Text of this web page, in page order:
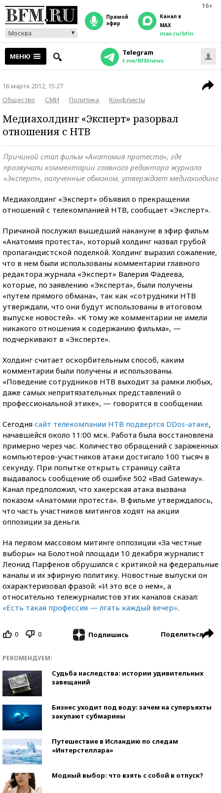
16+
Москва
прямой
эфир
Канал в
MAX
max.ru/bfm
МЕНЮ Telegram
t.me/BFMnews
16 марта 2012, 15:27
Общество
СМИ Политика Конфликты
Медиахолдинг «Эксперт» разорвал
отношения с НТВ
Причиной стал фильм «Анатомия протеста», где
прозвучали комментарии главного редактора журнала
«Эксперт», полученные обманом, утверждает медиахолдинг
Медиахолдинг «Эксперт» объявил о прекращении
отношений с телекомпанией НТВ, сообщает «Эксперт».
Причиной послужил вышедший накануне в эфир фильм
«Анатомия протеста», который холдинг назвал грубой
пропагандистской поделкой. Холдинг выразил сожаление,
что в нем были использованы комментарии главного
редактора журнала «Эксперт» Валерия Фадеева,
которые, по заявлению «Эксперта», были получены
«путем прямого обмана», так как «сотрудники НТВ
утверждали, что они будут использованы в итоговом
выпуске новостей». «К тому же комментарии не имели
никакого отношения к содержанию фильма», —
подчеркивают в «Эксперте».
Холдинг считает оскорбительным способ, каким
комментарии были получены и использованы.
«Поведение сотрудников НТВ выходит за рамки любых,
даже самых непритязательных представлений о
профессиональной этике», — говорится в сообщении.
Сегодня сайт телекомпании НТВ подвергся DDos-атаке,
начавшейся около 11:00 мск. Работа была восстановлена
примерно через час. Количество обращений с зараженных
компьютеров-участников атаки достигало 100 тысяч в
секунду. При попытке открыть страницу сайта
выдавалось сообщение об ошибке 502 «Bad Gateway».
Канал предположил, что хакерская атака вызвана
показом «Анатомии протеста». В фильме утверждалось,
что часть участников митингов ходят на акции
оппозиции за деньги.
На первом массовом митинге оппозиции «За честные
выборы» на Болотной площади 10 декабря журналист
Леонид Парфенов обрушился с критикой на федеральные
каналы и их эфирную политику. Новостные выпуски он
охарактеризовал фразой: «И это все о нем», а
относительно тележурналистов этих каналов сказал:
«Есть такая профессия — лгать каждый вечер».
0 0 Подпишись Поделиться
РЕКОМЕНДУЕМ:
Судьба наследства: истории удивительных
завещаний
Бизнес уходит под воду: зачем на суперъяхты
закупают субмарины
Путешествие в Исландию по следам
«Интерстеллара»
Модный выбор: что взять с собой в отпуск?